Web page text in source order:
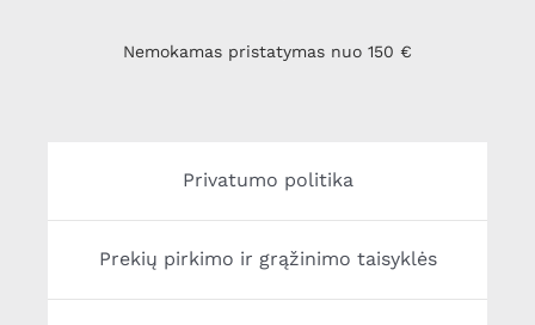
Nemokamas pristatymas nuo 150 €
Privatumo politika
Prekių pirkimo ir grąžinimo taisyklės